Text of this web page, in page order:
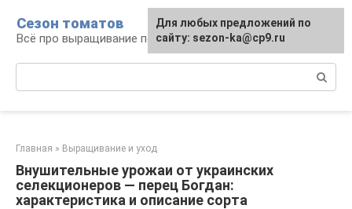
контенту
Сезон томатов
Всё про выращивание помидоров
Главная » Выращивание и уход
Внушительные урожаи от украинских
селекционеров — перец Богдан:
характеристика и описание сорта
Для любых предложений по
сайту: sezon-ka@cp9.ru